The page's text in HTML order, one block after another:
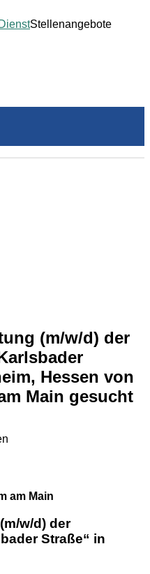
Stellenangebote
(m/w/d) der
Hessen von
Main gesucht
am Main
w/d) der
Straße“ in